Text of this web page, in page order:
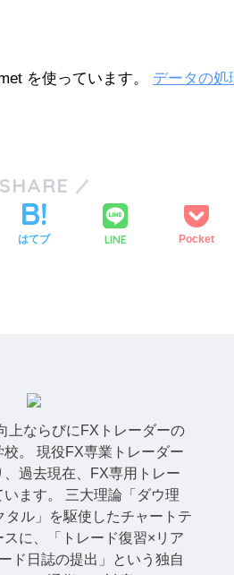
を使っています。 データの処
SHARE
はてブ LINE Pocket
上ならびにFXトレーダーの
。 現役FX専業トレーダー
過去現在、FX専用トレー
ます。 三大理論「ダウ理
タル」を駆使したチャートテ
に、「トレード復習×リア
ド日誌の提出」という独自